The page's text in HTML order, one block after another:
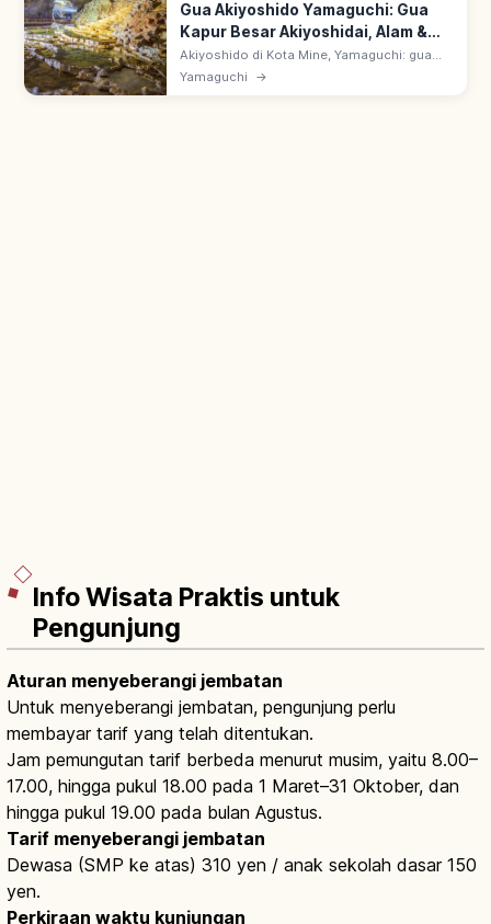
Gua Akiyoshido Yamaguchi: Gua
Kapur Besar Akiyoshidai, Alam &
Rute
Akiyoshido di Kota Mine, Yamaguchi: gua
kapur besar di Akiyoshidai. Stalaktit
bertingkat 'Hyakumai-zara' & pilar
Yamaguchi →
Info Wisata Praktis untuk
Pengunjung
Aturan menyeberangi jembatan
Untuk menyeberangi jembatan, pengunjung perlu
membayar tarif yang telah ditentukan.
Jam pemungutan tarif berbeda menurut musim, yaitu 8.00–
17.00, hingga pukul 18.00 pada 1 Maret–31 Oktober, dan
hingga pukul 19.00 pada bulan Agustus.
Tarif menyeberangi jembatan
Dewasa (SMP ke atas) 310 yen / anak sekolah dasar 150
yen.
Perkiraan waktu kunjungan